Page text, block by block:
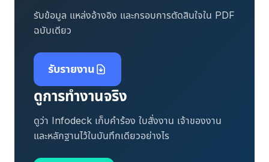
รับข้อมูล แหล่งอ้างอิง และกรอบการตัดสินใจใน PDF
ฉบับเดียว
รับรายงาน
ดูการทำงานจริง
ดูว่า Infodeck เก็บคำร้อง ใบสั่งงาน เจ้าของงาน
และหลักฐานไว้ในบันทึกเดียวอย่างไร